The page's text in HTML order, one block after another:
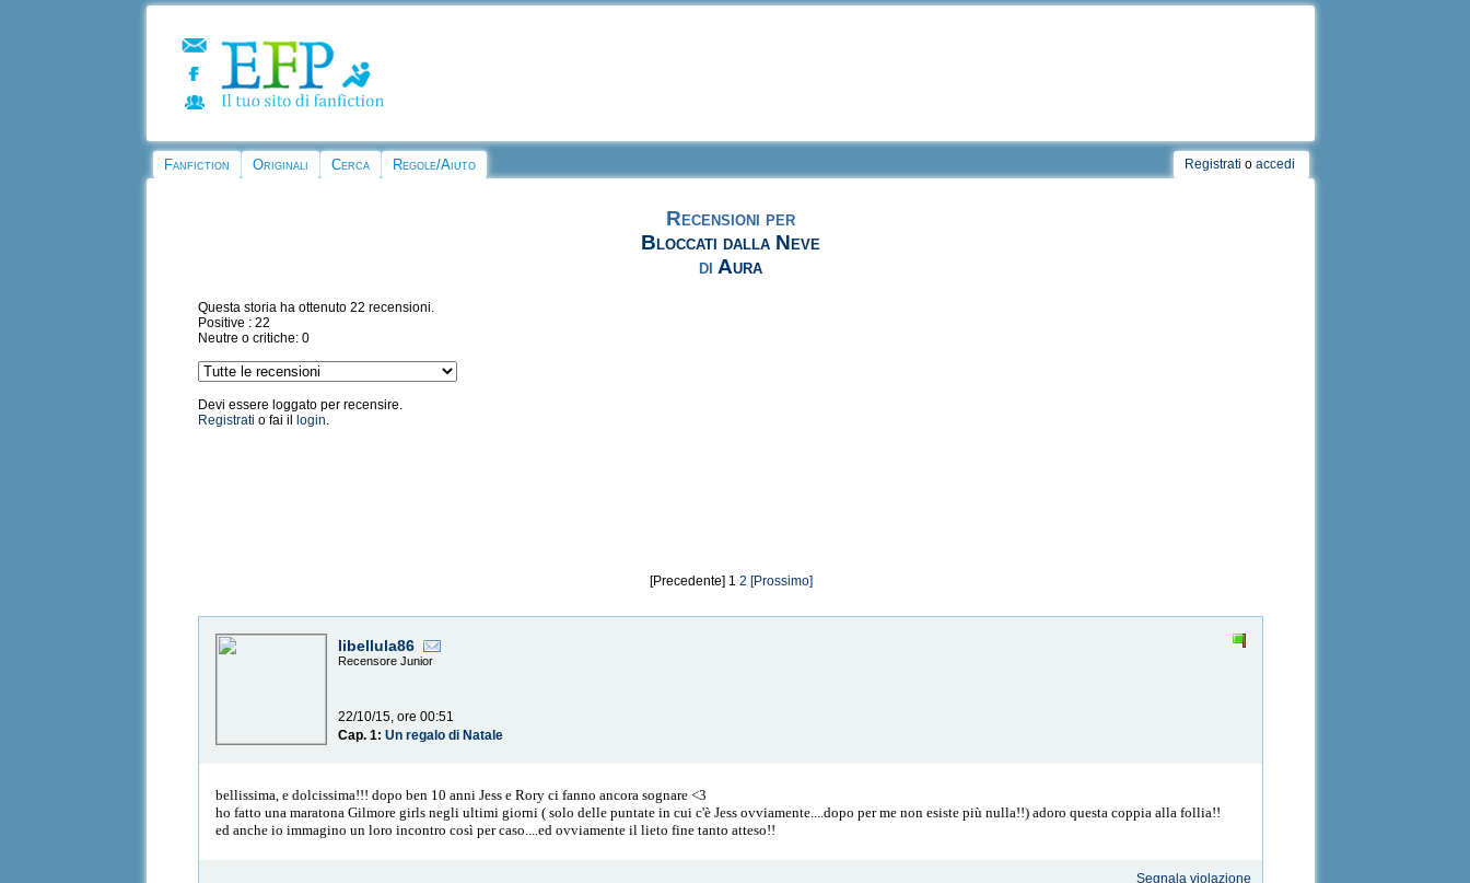
Fanfiction Originali Cerca Regole/Aiuto Registrati o accedi
Recensioni per
Bloccati dalla Neve
di Aura
Questa storia ha ottenuto 22 recensioni.
Positive : 22
Neutre o critiche: 0
Devi essere loggato per recensire.
Registrati o fai il login.
[Precedente] 1 2 [Prossimo]
libellula86
Recensore Junior
22/10/15, ore 00:51
Cap. 1:Un regalo di Natale
bellissima, e dolcissima!!! dopo ben 10 anni Jess e Rory ci fanno ancora sognare <3
ho fatto una maratona Gilmore girls negli ultimi giorni ( solo delle puntate in cui c'è Jess ovviamente....dopo per me non esiste più nulla!!) adoro questa coppia alla follia!!
ed anche io immagino un loro incontro così per caso....ed ovviamente il lieto fine tanto atteso!!
Segnala violazione